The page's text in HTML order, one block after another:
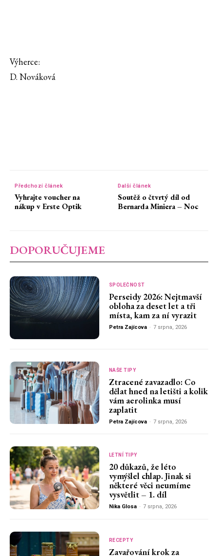
Výherce:
D. Nováková
Předchozí článek
Vyhrajte voucher na
nákup v Erste Optik
Další článek
Soutěž o čtvrtý díl od
Bernarda Miniera – Noc
DOPORUČUJEME
SPOLEČNOST
Perseidy 2026: Nejtmavší
obloha za deset let a tři
místa, kam za ní vyrazit
Petra Zajícova - 7 srpna, 2026
NAŠE TIPY
Ztracené zavazadlo: Co
dělat hned na letišti a kolik
vám aerolinka musí
zaplatit
Petra Zajícova - 7 srpna, 2026
LETNÍ TIPY
20 důkazů, že léto
vymýšlel chlap. Jinak si
některé věci neumíme
vysvětlit – 1. díl
Nika Glosa - 7 srpna, 2026
RECEPTY
Zavařování krok za